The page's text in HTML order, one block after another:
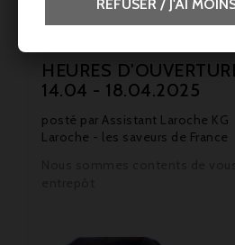
HEURES
14.04 - 18.04.2025
posté par Assistant Laroche KG
Laroche - les saveurs de France
REFUSER / J'AI